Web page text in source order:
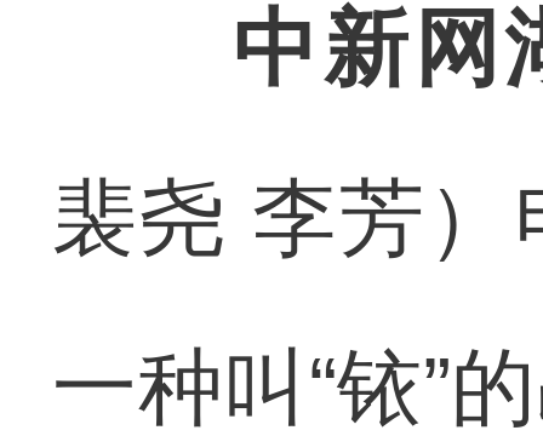
中新网
裴尧 李芳
一种叫“铱”